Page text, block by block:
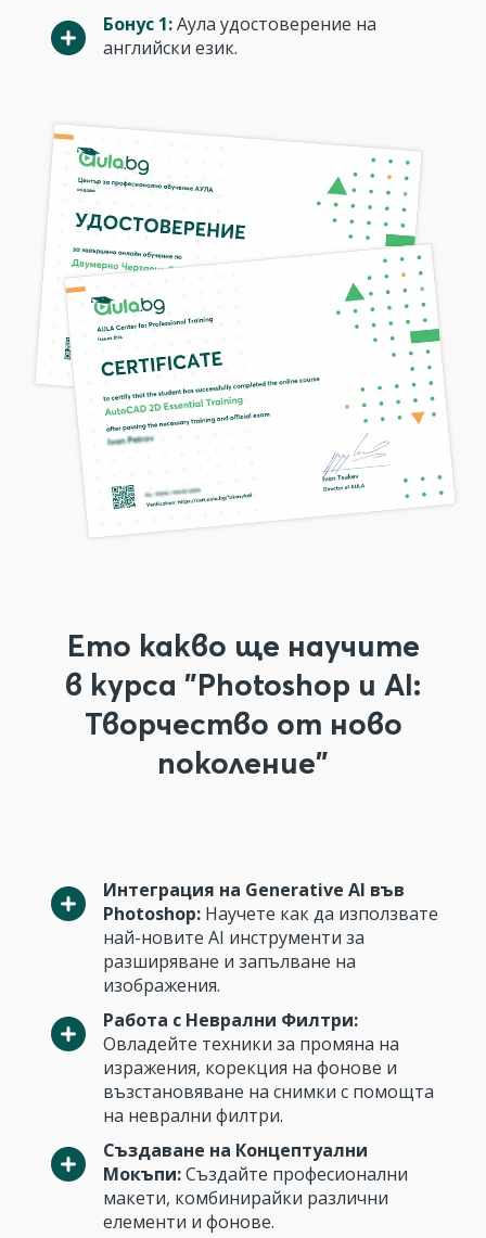
Бонус 1:Аула удостоверение на
английски език.
Ето какво ще научите
в курса "Photoshop и AI:
Творчество от ново
поколение"
Интеграция на Generative AI във
Photoshop: Научете как да използвате
най-новите AI инструменти за
разширяване и запълване на
изображения.
Работа с Неврални Филтри:
Овладейте техники за промяна на
изражения, корекция на фонове и
възстановяване на снимки с помощта
на неврални филтри.
Създаване на Концептуални
Мокъпи:Създайте професионални
макети, комбинирайки различни
елементи и фонове.